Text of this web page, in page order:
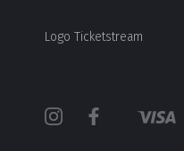
Logo Ticketstream